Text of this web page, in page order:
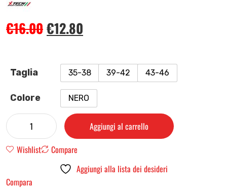
€16.00€12.80
Taglia 35-38 39-42 43-46
Colore NERO
Aggiungi al carrello
Wishlist
Compare
Aggiungi alla lista dei desideri
Compara